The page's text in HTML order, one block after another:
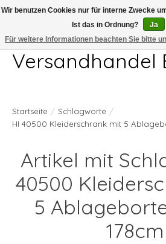
Telefon 04407 715872 MO-DO 7.00-17.00Uhr FR 7.00-
Versandhandel
Startseite / Schlagworte /
HI 40500 Kleiderschrank mit 5
Artikel mit
40500
5
178cm
Wir benutzen Cookies nur für interne Zwecke
Ist das in Ordnung?
Ja
Für weitere Informationen beachten Sie bitte